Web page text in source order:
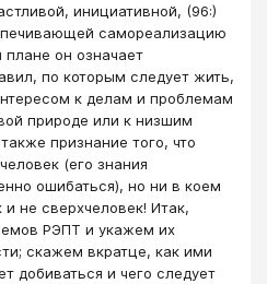
инициативной, (96:)
самореализацию
плане он означает
по которым следует жить,
к делам и проблемам
природе или к низшим
признание того, что
(его знания
ошибаться), но ни в коем
не сверхчеловек! Итак,
РЭПТ и укажем их
скажем вкратце, как ими
добиваться и чего следует